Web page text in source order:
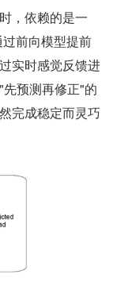
，依赖的是一
前向模型提前
实时感觉反馈进
预测再修正"的
完成稳定而灵巧